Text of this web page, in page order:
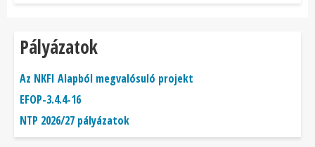
Pályázatok
Az NKFI Alapból megvalósuló projekt
EFOP-3.4.4-16
NTP 2026/27 pályázatok